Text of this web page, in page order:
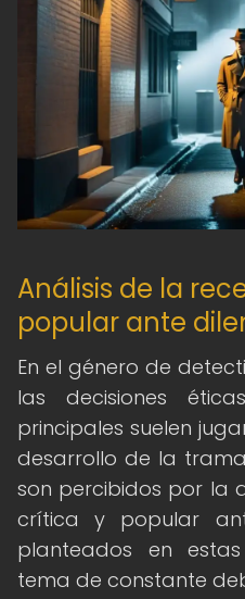
Análisis de la
popular ante
En el género de
las decisiones
principales suelen
desarrollo de la
son percibidos por la
crítica y popular
planteados en
tema de constante